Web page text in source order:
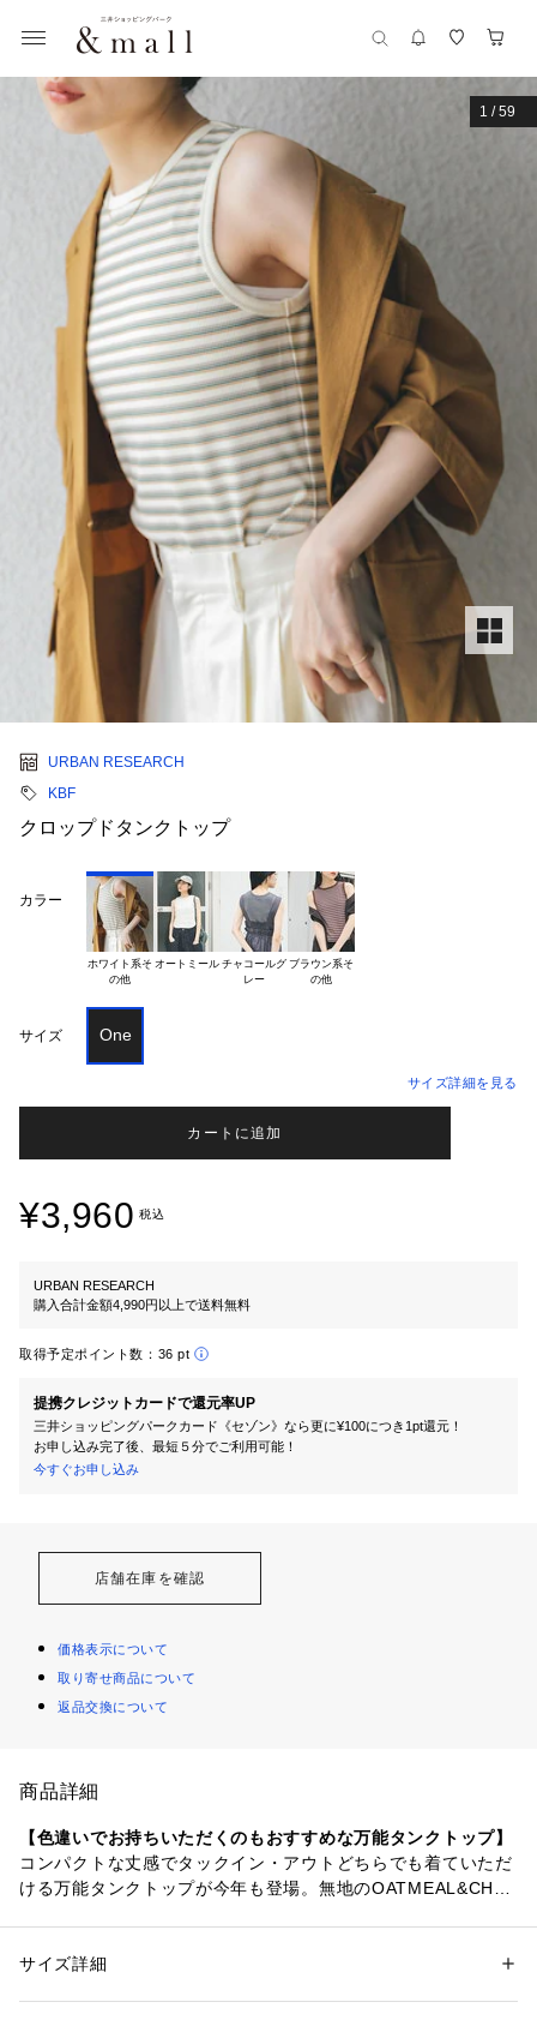
1 /59
URBAN RESEARCH
KBF
クロップドタンクトップ
カラー
ホワイト系そ オートミール チャコールグ ブラウン系そ
サイズ One
サイズ詳細を見る
カートに追加
¥3,960 税込
URBAN RESEARCH
購入合計金額4,990円以上で送料無料
取得予定ポイント数： 36 pt
提携クレジットカードで還元率UP
三井ショッピングパークカード《セゾン》なら更に¥100につき1pt還元！
お申し込み完了後、最短５分でご利用可能！
今すぐお申し込み
店舗在庫を確認
価格表示について
取り寄せ商品について
返品交換について
商品詳細
【色違いでお持ちいただくのもおすすめな万能タンクトップ】
コンパクトな丈感でタックイン・アウトどちらでも着ていただ
ける万能タンクトップが今年も登場。無地のOATMEAL&CHA
おすすめです。
性別：レディース
素材：綿95% ポリウレタン5%
サイズ詳細